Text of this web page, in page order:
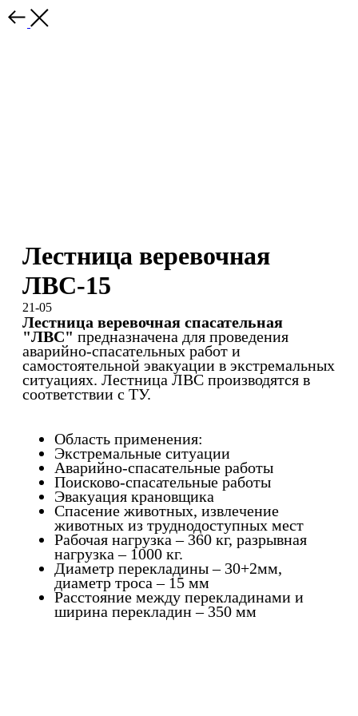
Лестница веревочная
ЛВС-15
21-05
Лестница веревочная спасательная
"ЛВС" предназначена для проведения
аварийно-спасательных работ и
самостоятельной эвакуации в экстремальных
ситуациях. Лестница ЛВС производятся в
соответствии с ТУ.
Область применения:
Экстремальные ситуации
Аварийно-спасательные работы
Поисково-спасательные работы
Эвакуация крановщика
Спасение животных, извлечение
животных из труднодоступных мест
Рабочая нагрузка – 360 кг, разрывная
нагрузка – 1000 кг.
Диаметр перекладины – 30+2мм,
диаметр троса – 15 мм
Расстояние между перекладинами и
ширина перекладин – 350 мм